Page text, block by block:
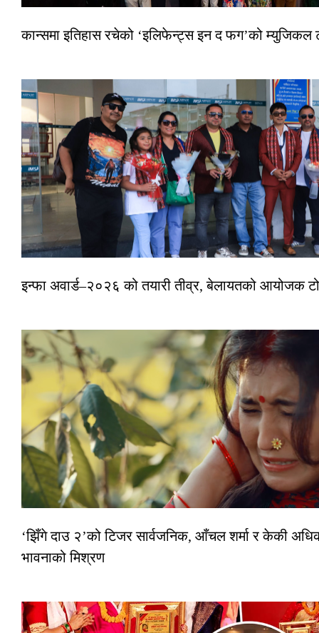
कान्समा इतिहास रचेको ‘इलिफेन्ट्स इन द फग’को म्युजिकल
इन्फा अवार्ड–२०२६ को तयारी तीव्र, बेलायतको आयोजक
‘झिँगे दाउ २’को टिजर सार्वजनिक, आँचल शर्मा र केकी
भावनाको मिश्रण